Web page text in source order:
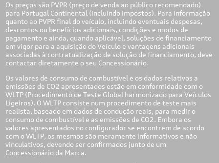
Os preços são PVPR (preço de venda ao público recomendado)
para Portugal Continental (incluindo impostos). Para informação
quanto ao PVPR final do veículo, incluindo eventuais despesas,
descontos ou benefícios adicionais, condições e modos de
pagamento e ainda, quando aplicável, soluções de financiamento
em vigor para a aquisição do Veículo e vantagens adicionais
associadas à contratualização de solução de financiamento, deve
contactar diretamente o seu Concessionário.
Os valores de consumo de combustível e os dados relativos a
emissões de CO2 apresentados estão em conformidade com o
WLTP (Procedimento de Teste Global harmonizado para Veículos
Ligeiros). O WLTP consiste num procedimento de teste mais
realista, baseado em dados de condução reais, para medir o
consumo de combustível e as emissões de CO2. Embora os
valores apresentados no configurador se encontrem de acordo
com o WLTP, os mesmos são meramente informativos e não
vinculativos, devendo ser confirmados junto de um
Concessionário da Marca.